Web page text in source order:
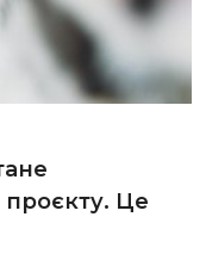
проєкту. Це